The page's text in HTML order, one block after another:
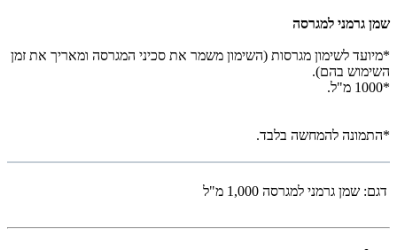
שמן גרמני למגרסה
*מיועד לשימון מגרסות (השימון משמר את סכיני המגרסה ומאריך את זמן
השימוש בהם).
*1000 מ"ל.
*התמונה להמחשה בלבד.
דגם: שמן גרמני למגרסה 1,000 מ"ל